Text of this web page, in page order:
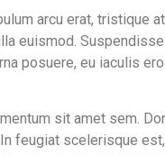
arcu erat, tristique
euismod.
posuere, eu iaculis
sit amet sem.
feugiat scelerisque